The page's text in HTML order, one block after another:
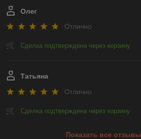
Олег
Отлично
Сделка подтверждена через корзину
Татьяна
Отлично
Сделка подтверждена через корзину
Показать все отзывы